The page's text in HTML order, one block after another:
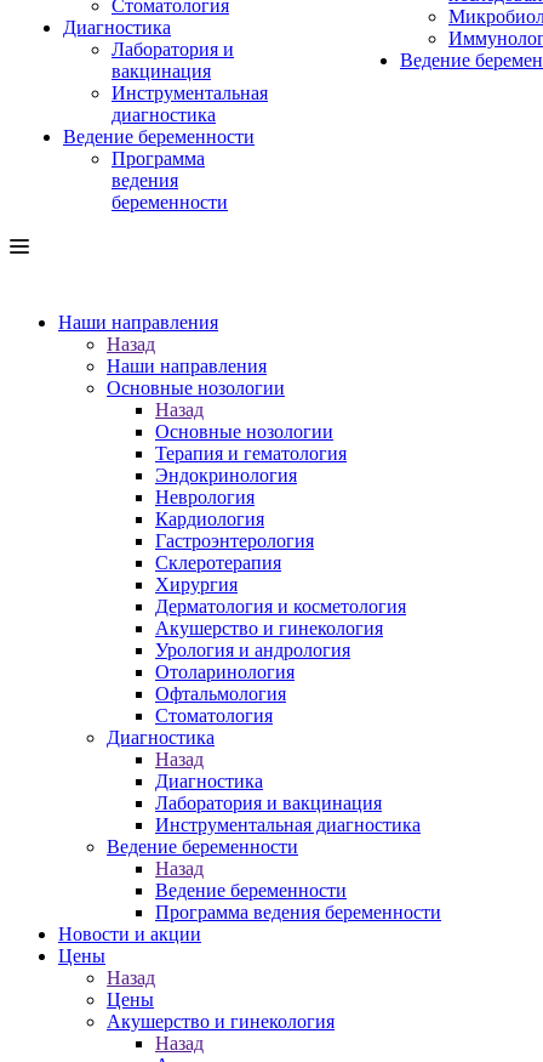
Стоматология
Диагностика
Лаборатория и
вакцинация
Инструментальная
диагностика
Ведение беременности
Программа
ведения
беременности
Ведение
Наши направления
Назад
Наши направления
Основные нозологии
Назад
Основные нозологии
Терапия и гематология
Эндокринология
Неврология
Кардиология
Гастроэнтерология
Склеротерапия
Хирургия
Дерматология и косметология
Акушерство и гинекология
Урология и андрология
Отоларинология
Офтальмология
Стоматология
Диагностика
Назад
Диагностика
Лаборатория и вакцинация
Инструментальная диагностика
Ведение беременности
Назад
Ведение беременности
Программа ведения беременности
Новости и акции
Цены
Назад
Цены
Акушерство и гинекология
Назад